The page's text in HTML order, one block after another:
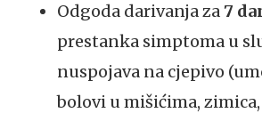
Odgoda darivanja za7
prestanka simptoma u
nuspojava na cjepivo
bolovi u mišićima,